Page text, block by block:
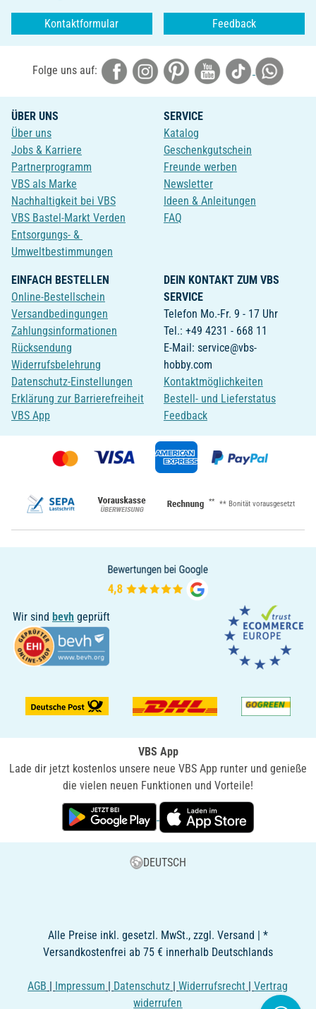
Kontaktformular Feedback
Folge uns auf:
ÜBER UNS
Über uns
Jobs & Karriere
Partnerprogramm
VBS als Marke
Nachhaltigkeit bei VBS
VBS Bastel-Markt Verden
Entsorgungs- &
Umweltbestimmungen
SERVICE
Katalog
Geschenkgutschein
Freunde werben
Newsletter
Ideen & Anleitungen
FAQ
EINFACH BESTELLEN
Online-Bestellschein
Versandbedingungen
Zahlungsinformationen
Rücksendung
Widerrufsbelehrung
Datenschutz-Einstellungen
Erklärung zur Barrierefreiheit
VBS App
DEIN KONTAKT ZUM VBS
SERVICE
Telefon Mo.-Fr. 9 - 17 Uhr
Tel.: +49 4231 - 668 11
E-Mail: service@vbs-
hobby.com
Kontaktmöglichkeiten
Bestell- und Lieferstatus
Feedback
** ** Bonität vorausgesetzt
Wir sind bevh geprüft
VBS App
Lade dir jetzt kostenlos unsere neue VBS App runter und genieße
die vielen neuen Funktionen und Vorteile!
DEUTSCH
Alle Preise inkl. gesetzl. MwSt., zzgl. Versand | *
Versandkostenfrei ab 75 € innerhalb Deutschlands
AGB | Impressum | Datenschutz |Widerrufsrecht |Vertrag
widerrufen